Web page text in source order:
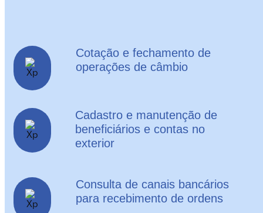
Cotação e fechamento de
operações de câmbio
Cadastro e manutenção de
beneficiários e contas no
exterior
Consulta de canais bancários
para recebimento de ordens